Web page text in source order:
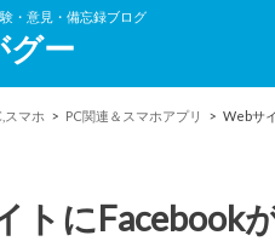
・意見・備忘録ブログ
グー
スマホ PC関連＆スマホアプリ Webサ
トにFacebook